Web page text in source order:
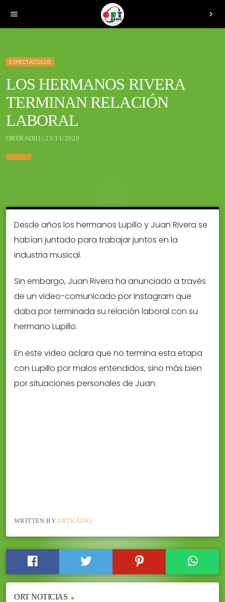
menu chevron_right
ESPECTÁCULOS
LOS HERMANOS RIVERA
TERMINAN RELACIÓN
LABORAL
ORTRADIO | 25/11/2020
Desde años los hermanos Lupillo y Juan Rivera se
habían juntado para trabajar juntos en la
industria musical.
Sin embargo, Juan Rivera ha anunciado a través
de un video-comunicado por Instagram que
daba por terminada su relación laboral con su
hermano Lupillo.
En este video aclara que no termina esta etapa
con Lupillo por malos entendidos, sino más bien
por situaciones personales de Juan.
WRITTEN BYORTRADIO
ORT NOTICIAS